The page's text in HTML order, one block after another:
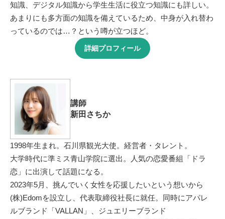
知識、デジタル知識から学生生活に役立つ知識にも詳しい。
あまりにも多方面の知識を備えているため、中身が入れ替わ
っているのでは…？という噂が立つほど。
詳細プロフィール
講師
新田さちか
1998年生まれ。石川県観光大使。経営者・タレント。
大学時代に準ミス青山学院に選出。人気の恋愛番組「ドラ
恋」に出演して話題になる。
2023年5月、挑んでいく女性を応援したいという想いから
(株)Edomを設立し、代表取締役社長に就任。同時にアパレ
ルブランド「VALLAN」、ジュエリーブランド